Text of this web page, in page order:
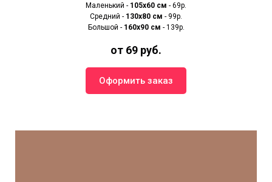
Маленький - 105х60 см - 69р.
Средний - 130х80 см - 99р.
Большой - 160х90 см - 139р.
от 69 руб.
Оформить заказ